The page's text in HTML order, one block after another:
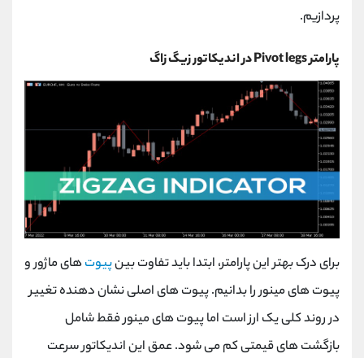
پردازیم.
پارامترPivot legsدر اندیکاتور زیگ زاگ
برای درک بهتر این پارامتر، ابتدا باید تفاوت بینپیوتهای ماژور و
پیوت های مینور را بدانیم. پیوت های اصلی نشان دهنده تغییر
در روند کلی یک ارز است اما پیوت های مینور فقط شامل
بازگشت های قیمتی کم می شود. عمق این اندیکاتور سرعت